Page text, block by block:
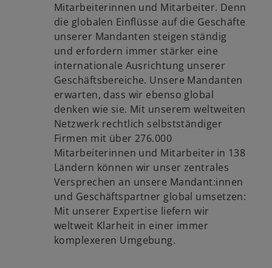
Mitarbeiterinnen und Mitarbeiter. Denn
die globalen Einflüsse auf die Geschäfte
unserer Mandanten steigen ständig
und erfordern immer stärker eine
internationale Ausrichtung unserer
Geschäftsbereiche. Unsere Mandanten
erwarten, dass wir ebenso global
denken wie sie. Mit unserem weltweiten
Netzwerk rechtlich selbstständiger
Firmen mit über 276.000
Mitarbeiterinnen und Mitarbeiter in 138
Ländern können wir unser zentrales
Versprechen an unsere Mandant:innen
und Geschäftspartner global umsetzen:
Mit unserer Expertise liefern wir
weltweit Klarheit in einer immer
komplexeren Umgebung.